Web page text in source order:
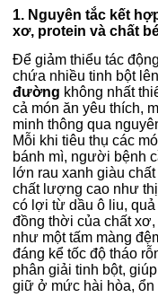
1. Nguyên tắc kết
xơ, protein và chất
Để giảm thiểu tác
chứa nhiều tinh bột
đường không nhất
cả món ăn yêu thích,
minh thông qua
Mỗi khi tiêu thụ các
bánh mì, người bệnh
lớn rau xanh giàu
chất lượng cao như
có lợi từ dầu ô liu,
đồng thời của chất
như một tấm màng
đáng kể tốc độ tháo
phân giải tinh bột,
giữ ở mức hài hòa, ổn